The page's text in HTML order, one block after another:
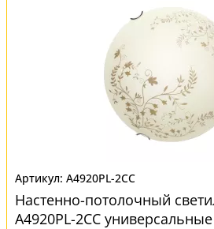
A4920PL-2CC
Настенно-потолочный
A4920PL-2CC универсальные